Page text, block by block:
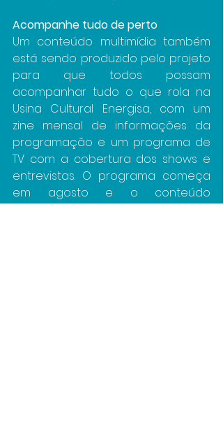
Acompanhe tudo de perto
Um conteúdo multimídia também
está sendo produzido pelo projeto
para que todos possam
acompanhar tudo o que rola na
Usina Cultural Energisa, com um
zine mensal de informações da
programação e um programa de
TV com a cobertura dos shows e
entrevistas. O programa começa
em agosto e o conteúdo